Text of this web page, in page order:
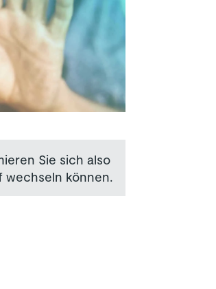
Sie sich also
wechseln können.